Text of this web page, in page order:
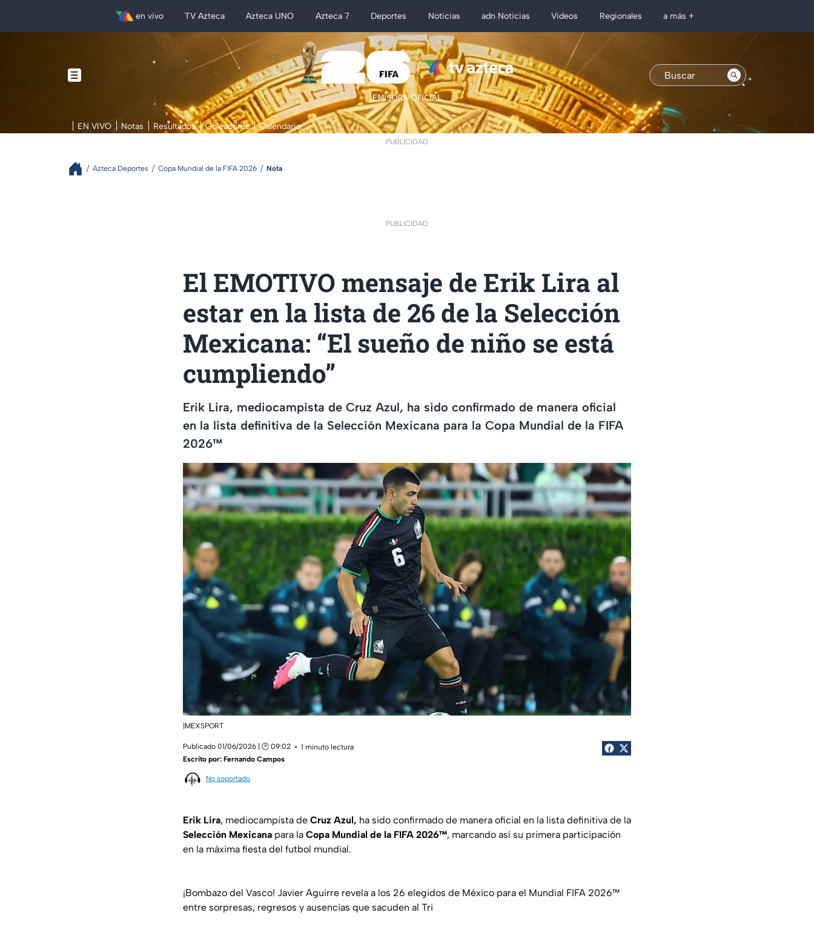
en vivo TV Azteca Azteca UNO Azteca 7 Deportes Noticias adn Noticias Videos Regionales a más +
EN VIVO Notas Resultados Goleadores Calendario
PUBLICIDAD
Azteca Deportes Copa Mundial de la FIFA 2026 Nota
PUBLICIDAD
El EMOTIVO mensaje de Erik Lira al
estar en la lista de 26 de la Selección
Mexicana: “El sueño de niño se está
cumpliendo”
Erik Lira, mediocampista de Cruz Azul, ha sido confirmado de manera oficial
en la lista definitiva de la Selección Mexicana para la Copa Mundial de la FIFA
2026™
|MEXSPORT
Publicado 01/06/2026 | 🕑 09:02
1 minuto lectura
Escrito por: Fernando Campos
No soportado
Erik Lira, mediocampista de Cruz Azul, ha sido confirmado de manera oficial en la lista definitiva de la
Selección Mexicana para la Copa Mundial de la FIFA 2026™, marcando así su primera participación
en la máxima fiesta del futbol mundial.
¡Bombazo del Vasco! Javier Aguirre revela a los 26 elegidos de México para el Mundial FIFA 2026™
entre sorpresas, regresos y ausencias que sacuden al Tri